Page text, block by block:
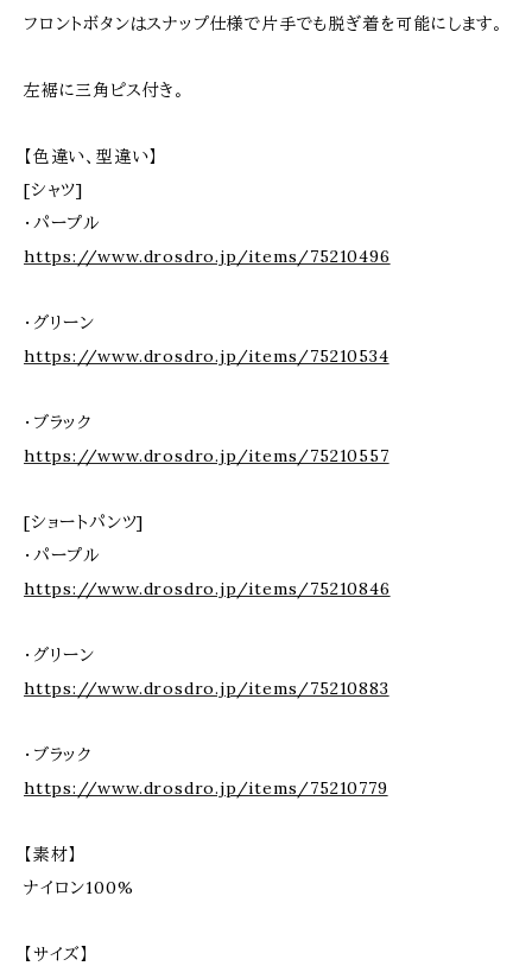
フロントボタンはスナップ仕様で片手でも脱ぎ着を可能にします。
左裾に三角ピス付き。
【色違い、型違い】
[シャツ]
・パープル
https://www.drosdro.jp/items/75210496
・グリーン
https://www.drosdro.jp/items/75210534
・ブラック
https://www.drosdro.jp/items/75210557
[ショートパンツ]
・パープル
https://www.drosdro.jp/items/75210846
・グリーン
https://www.drosdro.jp/items/75210883
・ブラック
https://www.drosdro.jp/items/75210779
【素材】
ナイロン100%
【サイズ】